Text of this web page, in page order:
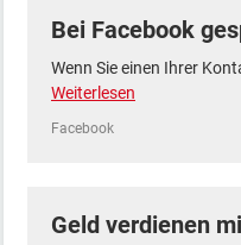
Bei Facebook
Wenn Sie einen Ihrer
Weiterlesen
Facebook
Geld verdienen